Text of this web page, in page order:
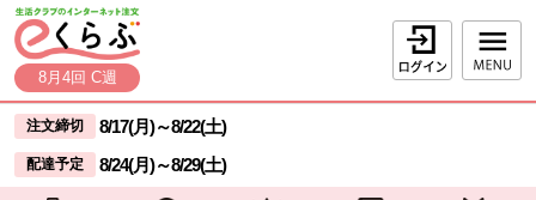
ページの先頭です。
本文へジャンプする。
8月4回 C週
ログイン
ここからサイト内共通メニューです。
サイト内共通メニューをスキップする
注文締切 8/17(月)～8/22(土)
配達予定 8/24(月)～8/29(土)